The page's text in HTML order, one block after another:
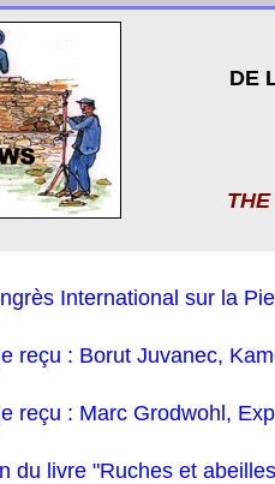
DE
International sur la
reçu : Borut Juvanec,
reçu : Marc Grodwohl,
du livre "Ruches et